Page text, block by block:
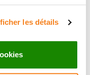
les détails